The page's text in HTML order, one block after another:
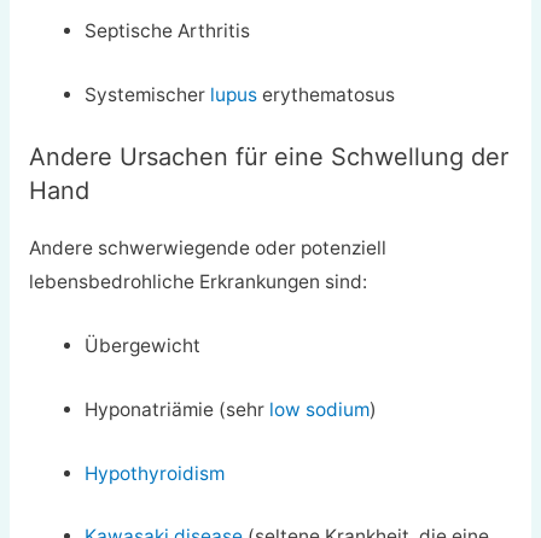
Septische Arthritis
Systemischer lupus erythematosus
Andere Ursachen für eine Schwellung der
Hand
Andere schwerwiegende oder potenziell
lebensbedrohliche Erkrankungen sind:
Übergewicht
Hyponatriämie (sehr low sodium)
Hypothyroidism